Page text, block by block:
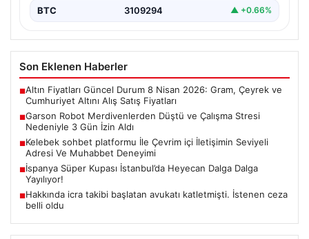
BTC 3109294 ▲ +0.66%
Son Eklenen Haberler
■Altın Fiyatları Güncel Durum 8 Nisan 2026: Gram, Çeyrek ve
Cumhuriyet Altını Alış Satış Fiyatları
■Garson Robot Merdivenlerden Düştü ve Çalışma Stresi
Nedeniyle 3 Gün İzin Aldı
■Kelebek sohbet platformu İle Çevrim içi İletişimin Seviyeli
Adresi Ve Muhabbet Deneyimi
■İspanya Süper Kupası İstanbul’da Heyecan Dalga Dalga
Yayılıyor!
■Hakkında icra takibi başlatan avukatı katletmişti. İstenen ceza
belli oldu